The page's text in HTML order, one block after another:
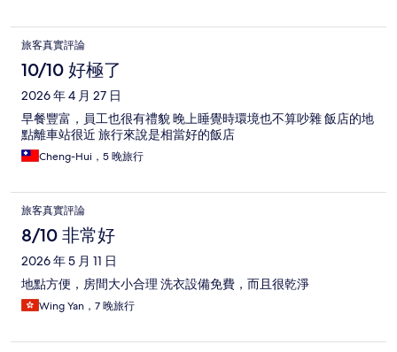
旅客真實評論
10/10 好極了
2026 年 4 月 27 日
早餐豐富，員工也很有禮貌 晚上睡覺時環境也不算吵雜 飯店的地
點離車站很近 旅行來說是相當好的飯店
Cheng-Hui，5 晚旅行
旅客真實評論
8/10 非常好
2026 年 5 月 11 日
地點方便，房間大小合理 洗衣設備免費，而且很乾淨
Wing Yan，7 晚旅行